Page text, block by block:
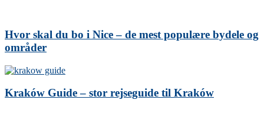
Hvor skal du bo i Nice – de mest populære bydele og
områder
Kraków Guide – stor rejseguide til Kraków